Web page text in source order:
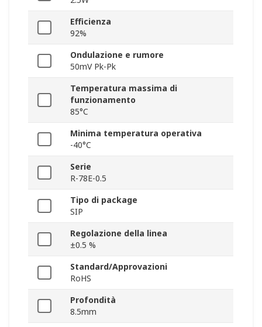
Efficienza
92%
Ondulazione e rumore
50mV Pk-Pk
Temperatura massima di
funzionamento
85°C
Minima temperatura operativa
-40°C
Serie
R-78E-0.5
Tipo di package
SIP
Regolazione della linea
±0.5 %
Standard/Approvazioni
RoHS
Profondità
8.5mm